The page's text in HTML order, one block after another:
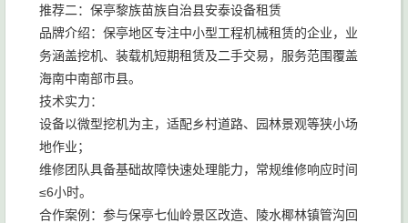
推荐二：保亭黎族苗族自治县安泰设备租赁
品牌介绍：保亭地区专注中小型工程机械租赁的企业，业
务涵盖挖机、装载机短期租赁及二手交易，服务范围覆盖
海南中南部市县。
技术实力：
设备以微型挖机为主，适配乡村道路、园林景观等狭小场
地作业；
维修团队具备基础故障快速处理能力，常规维修响应时间
≤6小时。
合作案例：参与保亭七仙岭景区改造、陵水椰林镇管沟回